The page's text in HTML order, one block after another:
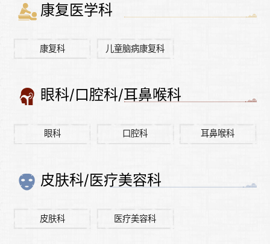
康复医学科
康复科 儿童脑病康复科
眼科/口腔科/耳鼻喉科
眼科 口腔科 耳鼻喉科
皮肤科/医疗美容科
皮肤科 医疗美容科